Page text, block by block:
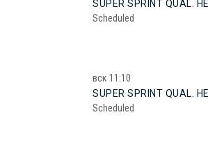
SUPER SPRINT QUAL.
Scheduled
вск 11:10
SUPER SPRINT QUAL.
Scheduled